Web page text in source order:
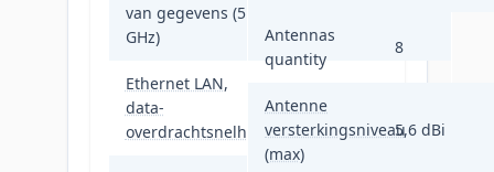
van gegevens (5
GHz)
Ethernet LAN,
data-
overdrachtsnelheden
Mbit/s
Antennas
quantity
8
Antenne
versterkingsniveau
(max)
5,6 dBi